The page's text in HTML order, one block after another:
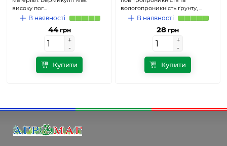
високу пог...
В наявності
44грн
+
-
+
-
Купити
вологопроникність ґрунту, ...
В наявності
28 грн
+
-
+
-
Купити